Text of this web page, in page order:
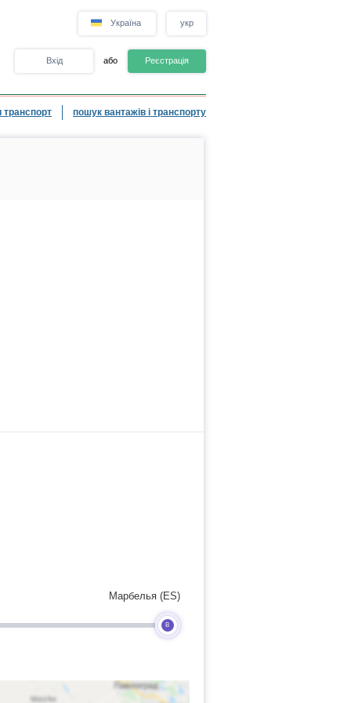
Україна укр
Вхід або Реєстрація
транспорт пошук вантажів і транспорту
B
Марбелья (ES)